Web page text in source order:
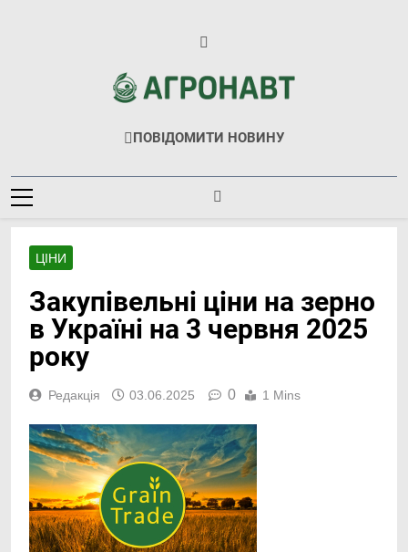
Агронавт
Новини Українського Агробізнесу
ПОВІДОМИТИ НОВИНУ
ЦІНИ
Закупівельні ціни на зерно
в Україні на 3 червня 2025
року
Редакція 03.06.2025 0 1 Mins